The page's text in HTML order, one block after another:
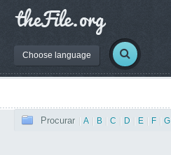
Choose language
Procurar A B C D E F G